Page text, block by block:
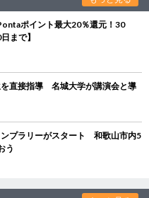
ポイント最大20％還元！30
まで】
を直接指導 名城大学が講演会と導
プラリーがスタート 和歌山市内5
う